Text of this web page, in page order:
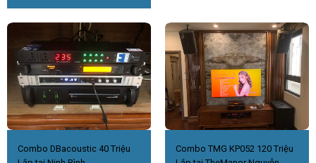
Combo DBacoustic 40 Triệu
Combo TMG KP052 120 Triệu